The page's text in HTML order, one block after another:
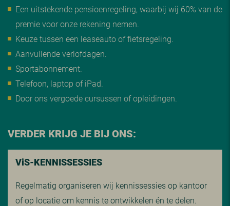
Een uitstekende pensioenregeling, waarbij wij 60% van de
premie voor onze rekening nemen.
Keuze tussen een leaseauto of fietsregeling.
Aanvullende verlofdagen.
Sportabonnement.
Telefoon, laptop of iPad.
Door ons vergoede cursussen of opleidingen.
VERDER KRIJG JE BIJ ONS:
ViS-KENNISSESSIES
Regelmatig organiseren wij kennissessies op kantoor
of op locatie om kennis te ontwikkelen én te delen.